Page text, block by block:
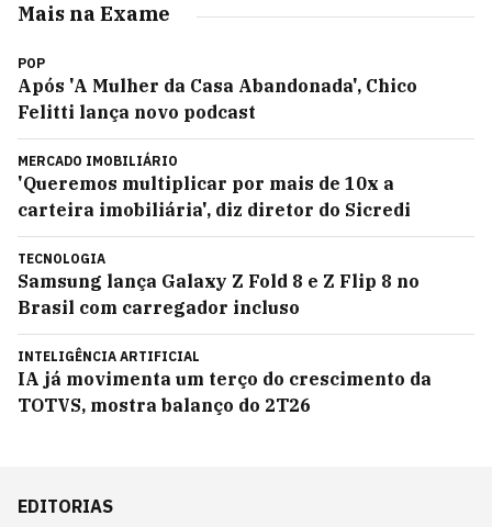
Mais na Exame
POP
Após 'A Mulher da Casa Abandonada', Chico
Felitti lança novo podcast
MERCADO IMOBILIÁRIO
'Queremos multiplicar por mais de 10x a
carteira imobiliária', diz diretor do Sicredi
TECNOLOGIA
Samsung lança Galaxy Z Fold 8 e Z Flip 8 no
Brasil com carregador incluso
INTELIGÊNCIA ARTIFICIAL
IA já movimenta um terço do crescimento da
TOTVS, mostra balanço do 2T26
EDITORIAS